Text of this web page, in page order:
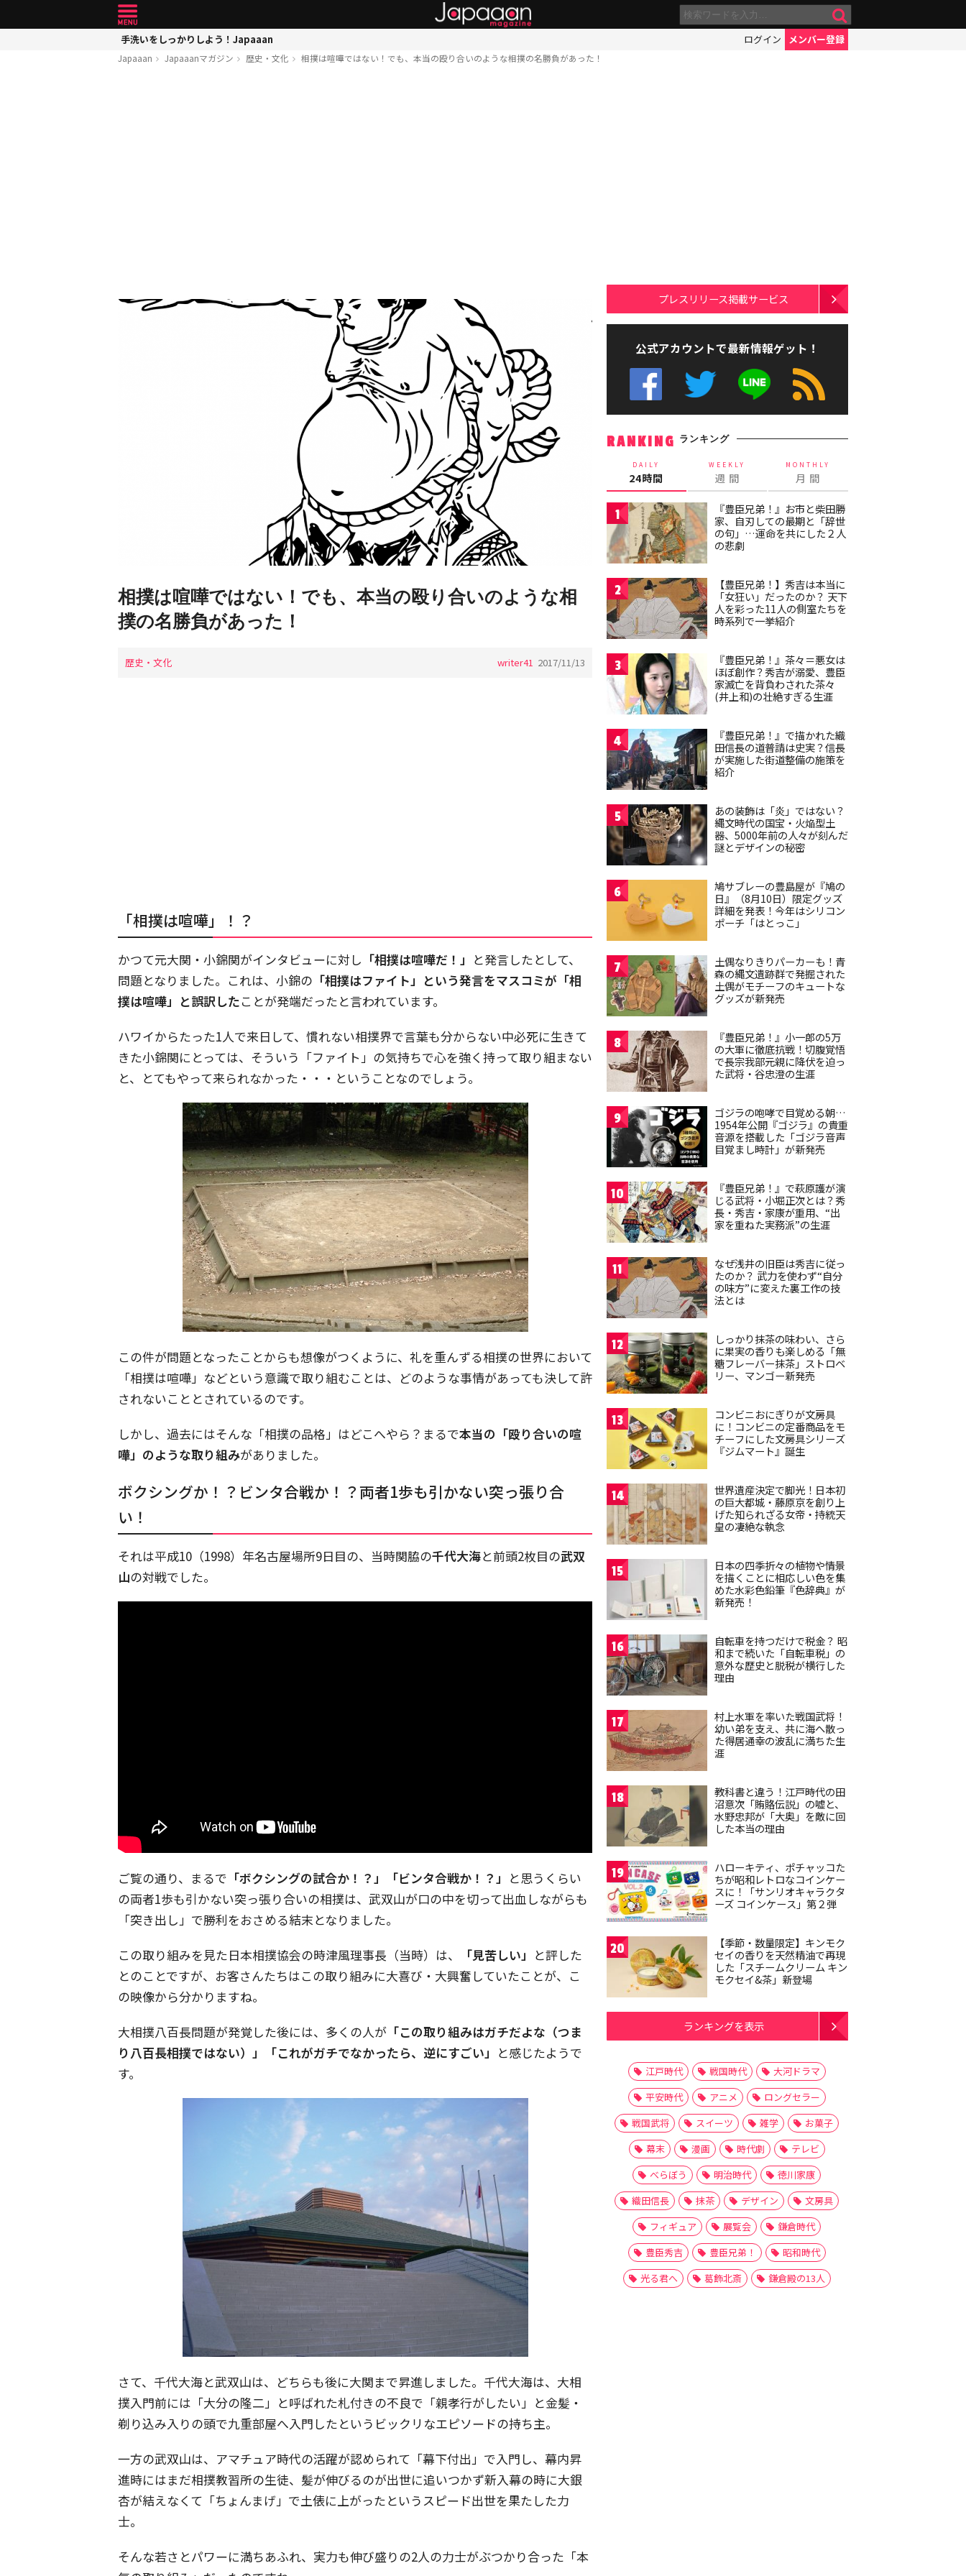
手洗いをしっかりしよう！Japaaan ログイン メンバー登録
Japaaan Japaaanマガジン 歴史・文化 相撲は喧嘩ではない！でも、本当の殴り合いのような相撲の名勝負があった！
相撲は喧嘩ではない！でも、本当の殴り合いのような相
撲の名勝負があった！
歴史・文化 writer41 2017/11/13
「相撲は喧嘩」！？
かつて元大関・小錦関がインタビューに対し 「相撲は喧嘩だ！」 と発言したとして、
問題となりました。これは、小錦の 「相撲はファイト」という発言をマスコミが「相
撲は喧嘩」と誤訳したことが発端だったと言われています。
ハワイからたった1人で来日して、慣れない相撲界で言葉も分からない中必死に生きて
きた小錦関にとっては、そういう「ファイト」の気持ちで心を強く持って取り組まない
と、とてもやって来られなかった・・・ということなのでしょう。
この件が問題となったことからも想像がつくように、礼を重んずる相撲の世界において
「相撲は喧嘩」などという意識で取り組むことは、どのような事情があっても決して許
されないこととされているのです。
しかし、過去にはそんな「相撲の品格」はどこへやら？まるで本当の「殴り合いの喧
嘩」のような取り組みがありました。
ボクシングか！？ビンタ合戦か！？両者1歩も引かない突っ張り合
い！
それは平成10（1998）年名古屋場所9日目の、当時関脇の千代大海と前頭2枚目の武双
山の対戦でした。
ご覧の通り、まるで 「ボクシングの試合か！？」「ビンタ合戦か！？」 と思うくらい
の両者1歩も引かない突っ張り合いの相撲は、武双山が口の中を切って出血しながらも
「突き出し」で勝利をおさめる結末となりました。
この取り組みを見た日本相撲協会の時津風理事長（当時）は、
「見苦しい」 と評した
とのことですが、お客さんたちはこの取り組みに大喜び・大興奮していたことが、こ
の映像から分かりますね。
大相撲八百長問題が発覚した後には、多くの人が 「この取り組みはガチだよな（つま
り八百長相撲ではない）」「これがガチでなかったら、逆にすごい」 と感じたようで
す。
さて、千代大海と武双山は、どちらも後に大関まで昇進しました。千代大海は、大相
撲入門前には「大分の隆二」と呼ばれた札付きの不良で「親孝行がしたい」と金髪・
剃り込み入りの頭で九重部屋へ入門したというビックリなエピソードの持ち主。
一方の武双山は、アマチュア時代の活躍が認められて「幕下付出」で入門し、幕内昇
進時にはまだ相撲教習所の生徒、髪が伸びるのが出世に追いつかず新入幕の時に大銀
杏が結えなくて「ちょんまげ」で土俵に上がったというスピード出世を果たした力
士。
そんな若さとパワーに満ちあふれ、実力も伸び盛りの2人の力士がぶつかり合った「本
プレスリリース掲載サービス
公式アカウントで最新情報ゲット！
RANKING ランキング
DAILY
24時間
WEEKLY
週 間
MONTHLY
月 間
1
『豊臣兄弟！』お市と柴田勝
家、自刃しての最期と「辞世
の句」…運命を共にした２人
の悲劇
2
【豊臣兄弟！】秀吉は本当に
「女狂い」だったのか？ 天下
人を彩った11人の側室たちを
時系列で一挙紹介
3
『豊臣兄弟！』茶々＝悪女は
ほぼ創作？秀吉が溺愛、豊臣
家滅亡を背負わされた茶々
(井上和)の壮絶すぎる生涯
4
『豊臣兄弟！』で描かれた織
田信長の道普請は史実？信長
が実施した街道整備の施策を
紹介
5
あの装飾は「炎」ではない？
縄文時代の国宝・火焔型土
器、5000年前の人々が刻んだ
謎とデザインの秘密
6
鳩サブレーの豊島屋が『鳩の
日』（8月10日）限定グッズ
詳細を発表！今年はシリコン
ポーチ「はとっこ」
7
土偶なりきりパーカーも！青
森の縄文遺跡群で発掘された
土偶がモチーフのキュートな
グッズが新発売
8
『豊臣兄弟！』小一郎の5万
の大軍に徹底抗戦！切腹覚悟
で長宗我部元親に降伏を迫っ
た武将・谷忠澄の生涯
9
ゴジラの咆哮で目覚める朝…
1954年公開『ゴジラ』の貴重
音源を搭載した「ゴジラ音声
目覚まし時計」が新発売
10
『豊臣兄弟！』で萩原護が演
じる武将・小堀正次とは？秀
長・秀吉・家康が重用、“出
家を重ねた実務派”の生涯
11
なぜ浅井の旧臣は秀吉に従っ
たのか？ 武力を使わず“自分
の味方”に変えた裏工作の技
法とは
12
しっかり抹茶の味わい、さら
に果実の香りも楽しめる「無
糖フレーバー抹茶」ストロベ
リー、マンゴー新発売
13
コンビニおにぎりが文房具
に！コンビニの定番商品をモ
チーフにした文房具シリーズ
『ジムマート』誕生
14
世界遺産決定で脚光！日本初
の巨大都城・藤原京を創り上
げた知られざる女帝・持統天
皇の凄絶な執念
15
日本の四季折々の植物や情景
を描くことに相応しい色を集
めた水彩色鉛筆『色辞典』が
新発売！
16
自転車を持つだけで税金？ 昭
和まで続いた「自転車税」の
意外な歴史と脱税が横行した
理由
17
村上水軍を率いた戦国武将！
幼い弟を支え、共に海へ散っ
た得居通幸の波乱に満ちた生
涯
18
教科書と違う！江戸時代の田
沼意次「賄賂伝説」の嘘と、
水野忠邦が「大奥」を敵に回
した本当の理由
19
ハローキティ、ポチャッコた
ちが昭和レトロなコインケー
スに！「サンリオキャラクタ
ーズ コインケース」第２弾
20
【季節・数量限定】キンモク
セイの香りを天然精油で再現
した「スチームクリーム キン
モクセイ&茶」新登場
ランキングを表示
江戸時代 戦国時代
大河ドラマ
平安時代
アニメ
ロングセラー
戦国武将
スイーツ 雑学
お菓子
幕末
漫画 時代劇
テレビ
べらぼう
明治時代
徳川家康
織田信長
抹茶 デザイン
文房具
フィギュア
展覧会
鎌倉時代
豊臣秀吉
豊臣兄弟！
昭和時代
光る君へ
葛飾北斎 鎌倉殿の13人